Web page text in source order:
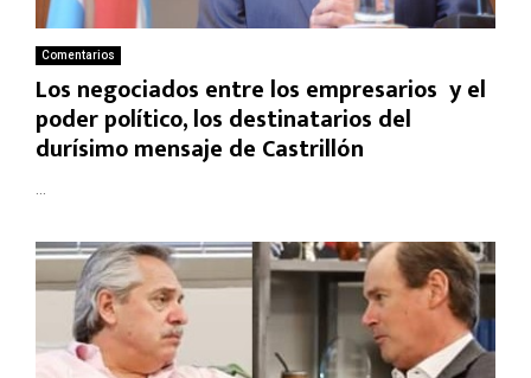
Comentarios
Los negociados entre los empresarios y el
poder político, los destinatarios del
durísimo mensaje de Castrillón